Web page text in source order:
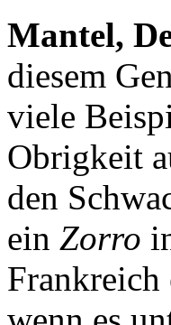
Mantel,
diesem
viele
Obrigkeit
den
ein Zorro